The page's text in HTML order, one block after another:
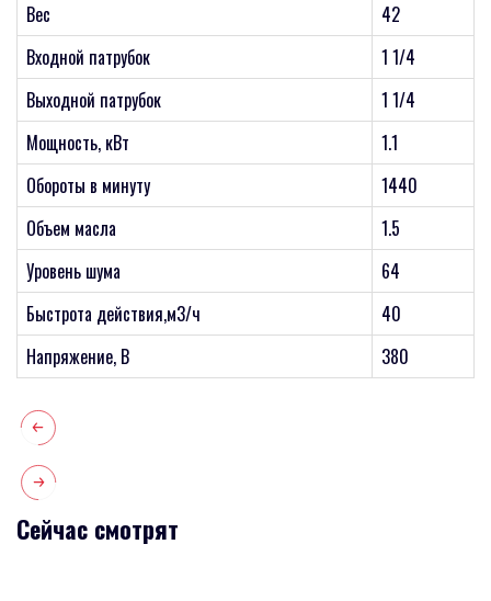
Вес
42
Входной патрубок
1 1/4
Выходной патрубок
1 1/4
Мощность, кВт
1.1
Обороты в минуту
1440
Объем масла
1.5
Уровень шума
64
Быстрота действия,м3/ч
40
Напряжение, В
380
Сейчас смотрят